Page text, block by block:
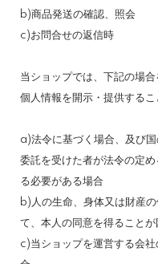
b)商品発送の確認、照会
c)お問合せの返信時
当ショップでは、下記の場
個人情報を開示・提供するこ
a)法令に基づく場合、及び
委託を受けた者が法令の定
る必要がある場合
b)人の生命、身体又は財産
て、本人の同意を得ること
c)当ショップを運営する会